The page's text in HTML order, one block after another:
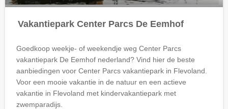
Vakantiepark Center Parcs De Eemhof
Goedkoop weekje- of weekendje weg Center Parcs
vakantiepark De Eemhof nederland? Vind hier de beste
aanbiedingen voor Center Parcs vakantiepark in Flevoland.
Voor een mooie vakantie in de natuur en een actieve
vakantie in Flevoland met kindervakantiepark met
zwemparadijs.